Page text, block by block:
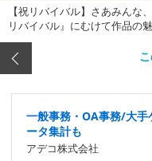
【祝リバイバル】さあみんな
リバイバル』にむけて作品の
一般事務・OA事務/大
ータ集計も
アデコ株式会社